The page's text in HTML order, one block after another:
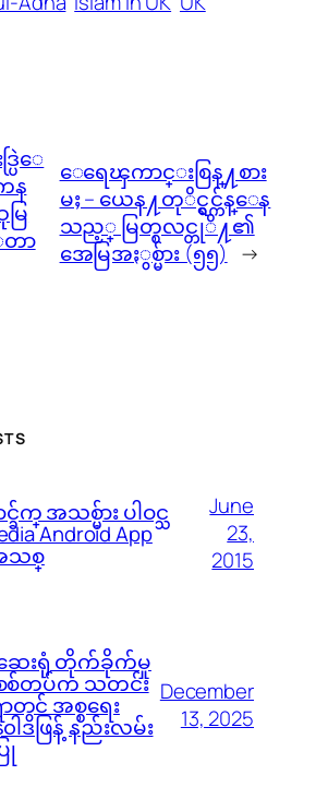
ပြဲေ
န
ြ
ာ
ေရေၾကာင္းစြန္႔စား
မႈ – ယေန႔တုိင္ရွင္က်န္ေန
သည့္ မြတ္စလင္တုိ႔၏
အေမြအႏွစ္မ်ား (၅၅) →
အသစ္မ်ား ပါဝင္သ
Android App
သစ္
June
23,
2015
ဆေးရုံ တိုက်ခိုက်မှု
စစ်တပ်က သတင်း
တွင် အစ္စရေး
ဒဖြန့် နည်းလမ်း
December
13, 2025